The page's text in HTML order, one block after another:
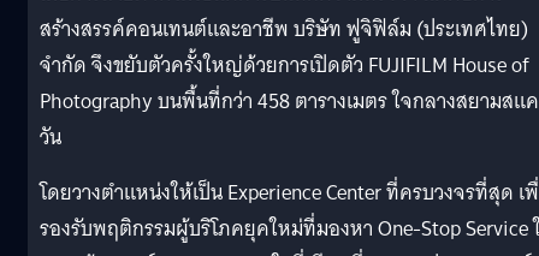
สร้างสรรค์คอนเทนต์และอาชีพ บริษัท ฟูจิฟิล์ม (ประเทศไทย)
จำกัด จึงขยับตัวครั้งใหญ่ด้วยการเปิดตัว FUJIFILM House of
Photography บนพื้นที่กว่า 458 ตารางเมตร ใจกลางสยามสแ
วัน
โดยวางตำแหน่งให้เป็น Experience Center ที่ครบวงจรที่สุด เ
รองรับพฤติกรรมผู้บริโภคยุคใหม่ที่มองหา One-Stop Service